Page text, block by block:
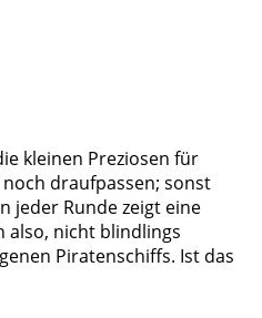
kleinen Preziosen für
draufpassen; sonst
jeder Runde zeigt eine
also, nicht blindlings
Piratenschiffs. Ist das